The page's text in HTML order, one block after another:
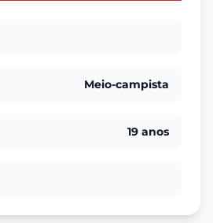
Meio-campista
19 anos